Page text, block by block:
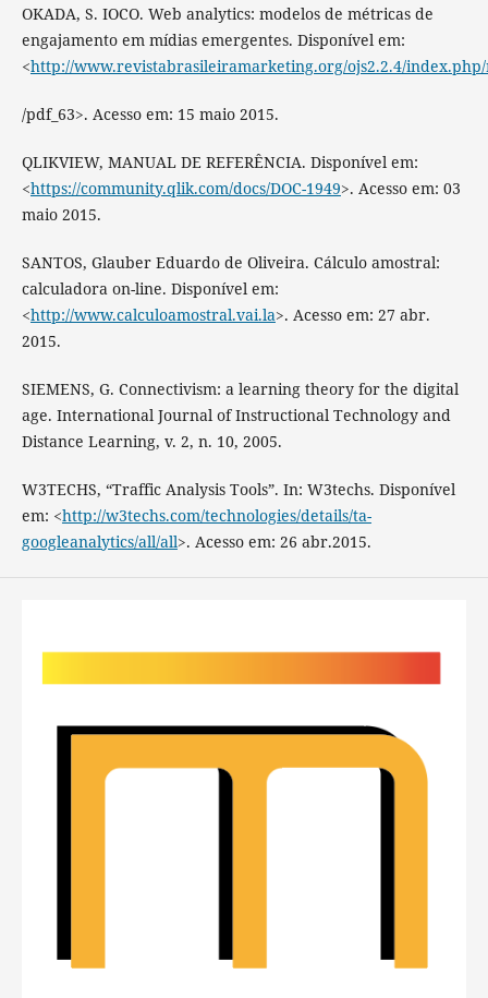
OKADA, S. IOCO. Web analytics: modelos de métricas de
engajamento em mídias emergentes. Disponível em:
<http://www.revistabrasileiramarketing.org/ojs2.2.4/
/pdf_63>. Acesso em: 15 maio 2015.
QLIKVIEW, MANUAL DE REFERÊNCIA. Disponível em:
<https://community.qlik.com/docs/DOC-1949>. Acesso em: 03
maio 2015.
SANTOS, Glauber Eduardo de Oliveira. Cálculo amostral:
calculadora on-line. Disponível em:
<http://www.calculoamostral.vai.la>. Acesso em: 27 abr.
2015.
SIEMENS, G. Connectivism: a learning theory for the digital
age. International Journal of Instructional Technology and
Distance Learning, v. 2, n. 10, 2005.
W3TECHS, “Traffic Analysis Tools”. In: W3techs. Disponível
em: <http://w3techs.com/technologies/details/ta-
googleanalytics/all/all>. Acesso em: 26 abr.2015.